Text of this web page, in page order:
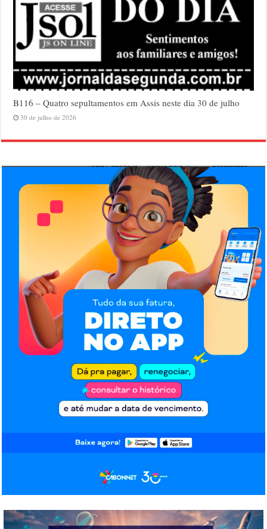
B116 – Quatro sepultamentos em Assis neste dia 30 de julho
30 de julho de 2026